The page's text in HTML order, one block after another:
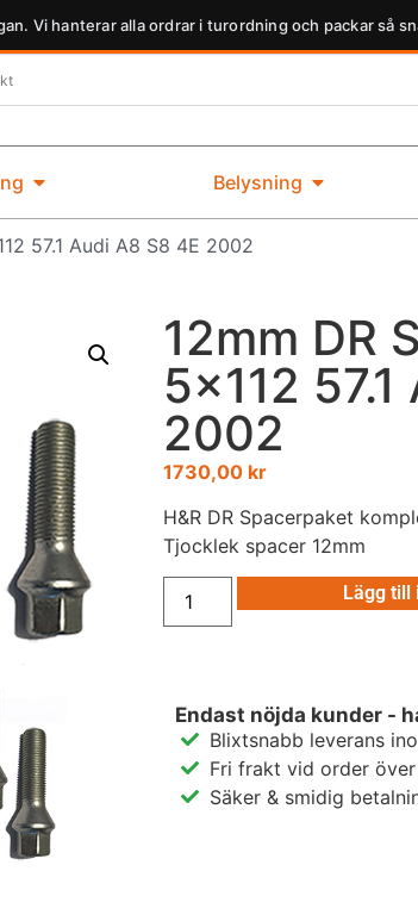
Vi hanterar alla ordrar i turordning och packar så
Belysning
57.1 Audi A8 S8 4E 2002
12mm DR
5×112
2002
1730,00 kr
H&R DR Spacerpaket
Tjocklek spacer 12mm
Lägg till
Endast nöjda kunder -
Blixtsnabb leverans
Fri frakt vid order
Säker & smidig